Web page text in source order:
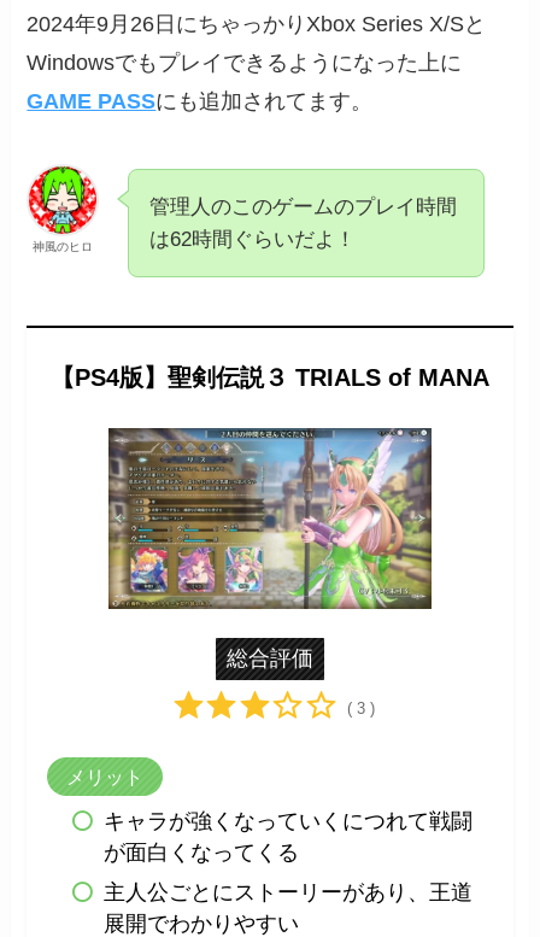
2024年9月26日にちゃっかりXbox Series X/Sと
Windowsでもプレイできるようになった上に
GAME PASSにも追加されてます。
神風のヒロ
管理人のこのゲームのプレイ時間
は62時間ぐらいだよ！
【PS4版】聖剣伝説３ TRIALS of MANA
総合評価
( 3 )
メリット
キャラが強くなっていくにつれて戦闘
が面白くなってくる
主人公ごとにストーリーがあり、王道
展開でわかりやすい